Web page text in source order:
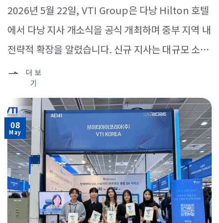
2026년 5월 22일, VTI Group은 다낭 Hilton 호텔
에서 다낭 지사 개소식을 공식 개최하며 중부 지역 내
전략적 확장을 알렸습니다. 신규 지사는 대규모 소프
트웨어 개발 센터로 성장하는 것을 목표로 하며, 국내
외 기업 고객을 대상으로 고품질 기술 서비스를 제공
하는 역량을 한층 강화하는 [...]
더 보
기
08
May